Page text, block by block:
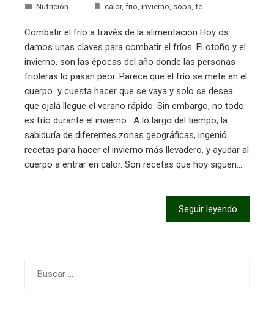
Nutrición calor, frio invierno sopa te
Combatir el frío a través de la alimentación Hoy os
damos unas claves para combatir el fríos. El otoño y el
invierno, son las épocas del año donde las personas
frioleras lo pasan peor. Parece que el frío se mete en el
cuerpo y cuesta hacer que se vaya y solo se desea
que ojalá llegue el verano rápido. Sin embargo, no todo
es frío durante el invierno. A lo largo del tiempo, la
sabiduría de diferentes zonas geográficas, ingenió
recetas para hacer el invierno más llevadero, y ayudar al
cuerpo a entrar en calor. Son recetas que hoy siguen…
Seguir leyendo